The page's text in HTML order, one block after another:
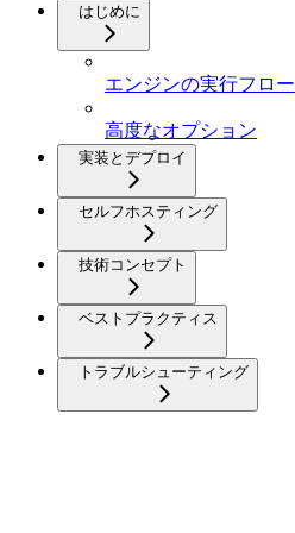
はじめに
エンジンの実行フロー
高度なオプション
実装とデプロイ
セルフホスティング
技術コンセプト
ベストプラクティス
トラブルシューティング